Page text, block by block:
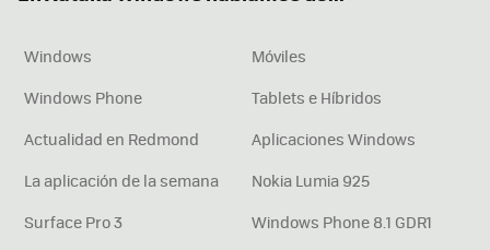
Windows
Móviles
Windows Phone
Tablets e Híbridos
Actualidad en Redmond
Aplicaciones Windows
La aplicación de la semana
Nokia Lumia 925
Surface Pro 3
Windows Phone 8.1 GDR1